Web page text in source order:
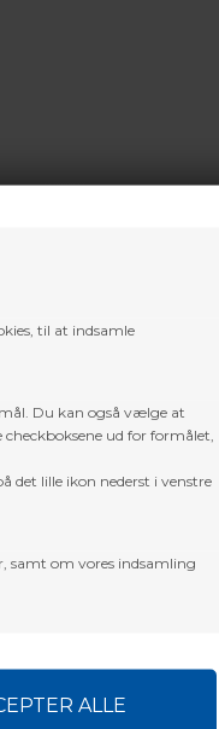
til at indsamle
Du kan også vælge at
ud for formålet,
det lille ikon nederst i venstre
samt om vores indsamling